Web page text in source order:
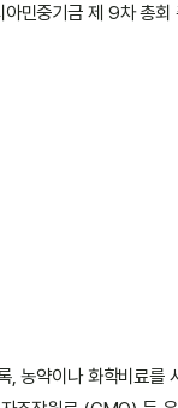
민중기금 제 9차 총회
농약이나 화학비료를